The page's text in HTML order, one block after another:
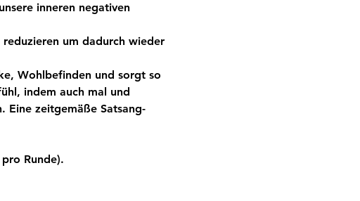
inneren negativen
um dadurch wieder
Wohlbefinden und sorgt so
indem auch mal und
Eine zeitgemäße Satsang-
Runde).